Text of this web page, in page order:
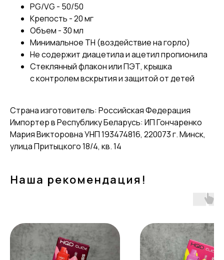
PG/VG - 50/50
Крепость - 20 мг
Объем - 30 мл
Минимальное TH (воздействие на горло)
Не содержит диацетила и ацетил пропионила
Стеклянный флакон или ПЭТ, крышка
с контролем вскрытия и защитой от детей
Страна изготовитель: Российская Федерация
Импортер в Республику Беларусь: ИП Гончаренко
Мария Викторовна УНП 193474816, 220073 г. Минск,
улица Притыцкого 18/4, кв. 14
Наша рекомендация!